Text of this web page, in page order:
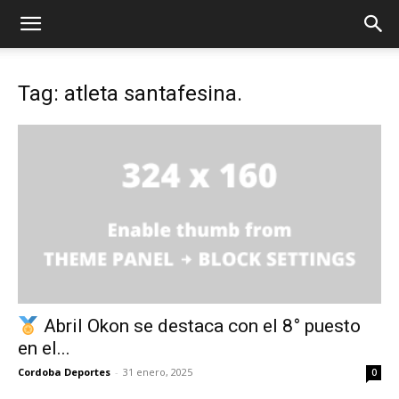
Tag: atleta santafesina.
Abril Okon se destaca con el 8° puesto
en el...
Cordoba Deportes - 31 enero, 2025 0